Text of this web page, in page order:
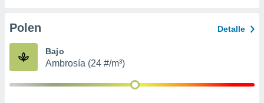
e
mediante
publicidad
Polen Detalle
Bajo
Ambrosía (24 #/m³)